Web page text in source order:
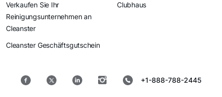
Verkaufen Sie Ihr
Reinigungsunternehmen an
Cleanster
Cleanster Geschäftsgutschein
Clubhaus
+1-888-788-2445